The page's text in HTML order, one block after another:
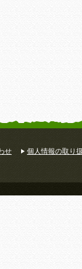
せ 個人情報の取り